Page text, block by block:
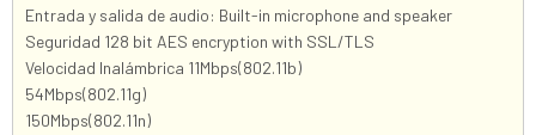
Entrada y salida de audio: Built-in microphone and speaker
Seguridad 128 bit AES encryption with SSL/TLS
Velocidad Inalámbrica 11Mbps(802.11b)
54Mbps(802.11g)
150Mbps(802.11n)